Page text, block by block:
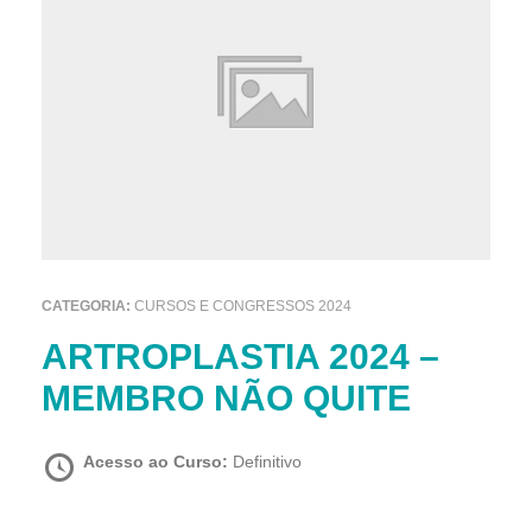
CATEGORIA: CURSOS E CONGRESSOS 2024
ARTROPLASTIA 2024 –
MEMBRO NÃO QUITE
Acesso ao Curso: Definitivo